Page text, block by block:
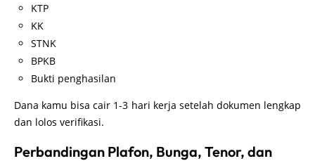
KTP
KK
STNK
BPKB
Bukti penghasilan
Dana kamu bisa cair 1-3 hari kerja setelah dokumen lengkap
dan lolos verifikasi.
Perbandingan Plafon, Bunga, Tenor, dan